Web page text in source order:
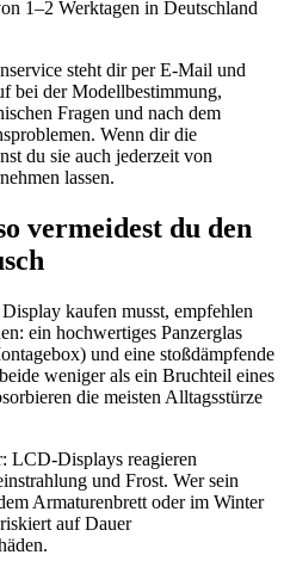
1–2 Werktagen in Deutschland
steht dir per E-Mail und
bei der Modellbestimmung,
Fragen und nach dem
Wenn dir die
du sie auch jederzeit von
lassen.
vermeidest du den
kaufen musst, empfehlen
ein hochwertiges Panzerglas
und eine stoßdämpfende
weniger als ein Bruchteil eines
die meisten Alltagsstürze
LCD-Displays reagieren
und Frost. Wer sein
Armaturenbrett oder im Winter
auf Dauer